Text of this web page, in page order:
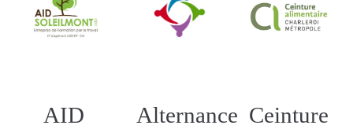
AID
Alternance Ceinture